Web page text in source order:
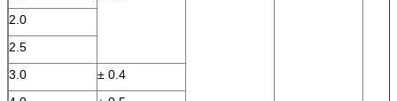
2.0
2.5
3.0
± 0.4